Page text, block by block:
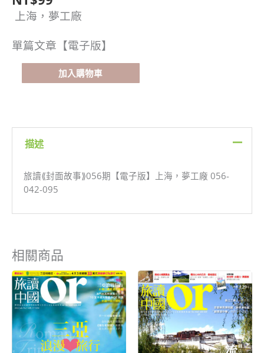
上海，夢工廠
單篇文章【電子版】
⟪封
面
事⟫
056
海，
量
加入購物車
描述
旅讀⟪封面故事⟫056期【電子版】上海，夢工廠 056-
042-095
相關商品
原
始
價
格：
NT$199。
目
前
價
格：
NT$80。
原
始
價
格：
NT$199。
目
前
價
格：
NT$80。